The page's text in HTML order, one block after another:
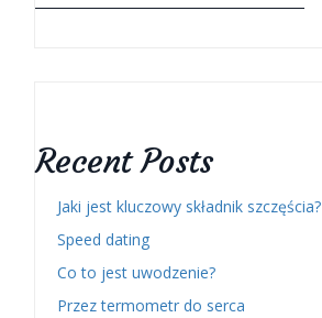
Recent Posts
Jaki jest kluczowy składnik szczęścia?
Speed dating
Co to jest uwodzenie?
Przez termometr do serca